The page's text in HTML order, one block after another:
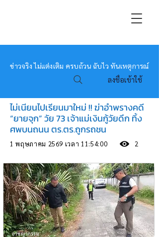
หมอข่าว
ข่าวจริง ไม่แต่งเติม ครบถ้วน ฉับไว ทันเหตุการณ์
ลงชื่อเข้าใช้
ไม่เนียนไปเรียนมาใหม่ !! ฆ่าอำพรางคดี
“ยายจุก” วัย 73 เจ้าแม่เงินกู้วัยดึก ทิ้ง
ศพบนถนน ตร.ตร.ถูกรถชน
1 พฤษภาคม 2569 เวลา 11:54:00 2
อาชญากรรม